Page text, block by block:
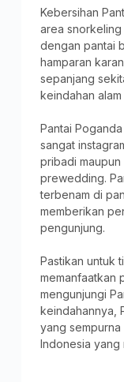
Kebersihan
area
dengan pantai
hamparan
sepanjang
keindahan
Pantai
sangat
pribadi
prewedding.
terbenam di
memberikan
pengunjung.
Pastikan untuk
memanfaatkan
mengunjungi
keindahannya,
yang sempurna
Indonesia yang